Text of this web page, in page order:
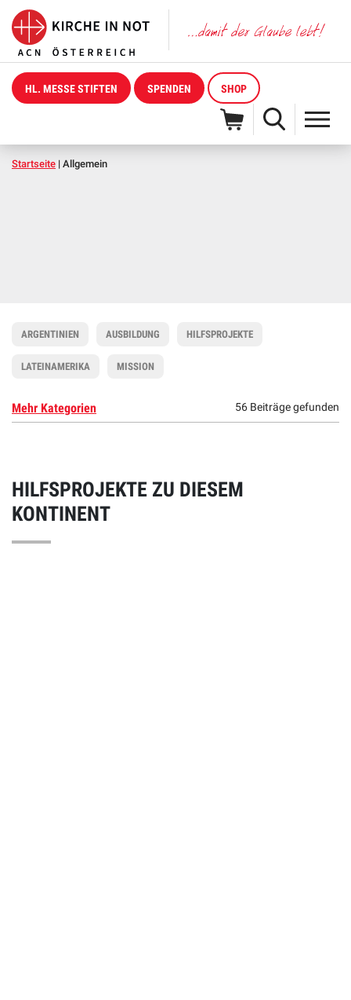
HL. MESSE STIFTEN SPENDEN SHOP
Startseite | Allgemein
ARGENTINIEN AUSBILDUNG HILFSPROJEKTE
LATEINAMERIKA MISSION
Mehr Kategorien 56 Beiträge gefunden
HILFSPROJEKTE ZU DIESEM
KONTINENT